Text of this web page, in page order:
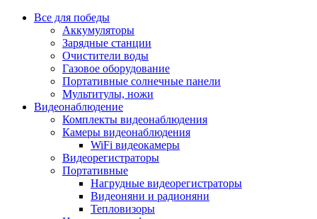
Все для победы
Аккумуляторы
Зарядные станции
Очистители воды
Газовое оборудование
Портативные солнечные панели
Мультитулы, ножи
Видеонаблюдение
Комплекты видеонаблюдения
Камеры видеонаблюдения
WiFi видеокамеры
Видеорегистраторы
Портативные
Нагрудные видеорегистраторы
Видеоняни и радионяни
Тепловизоры